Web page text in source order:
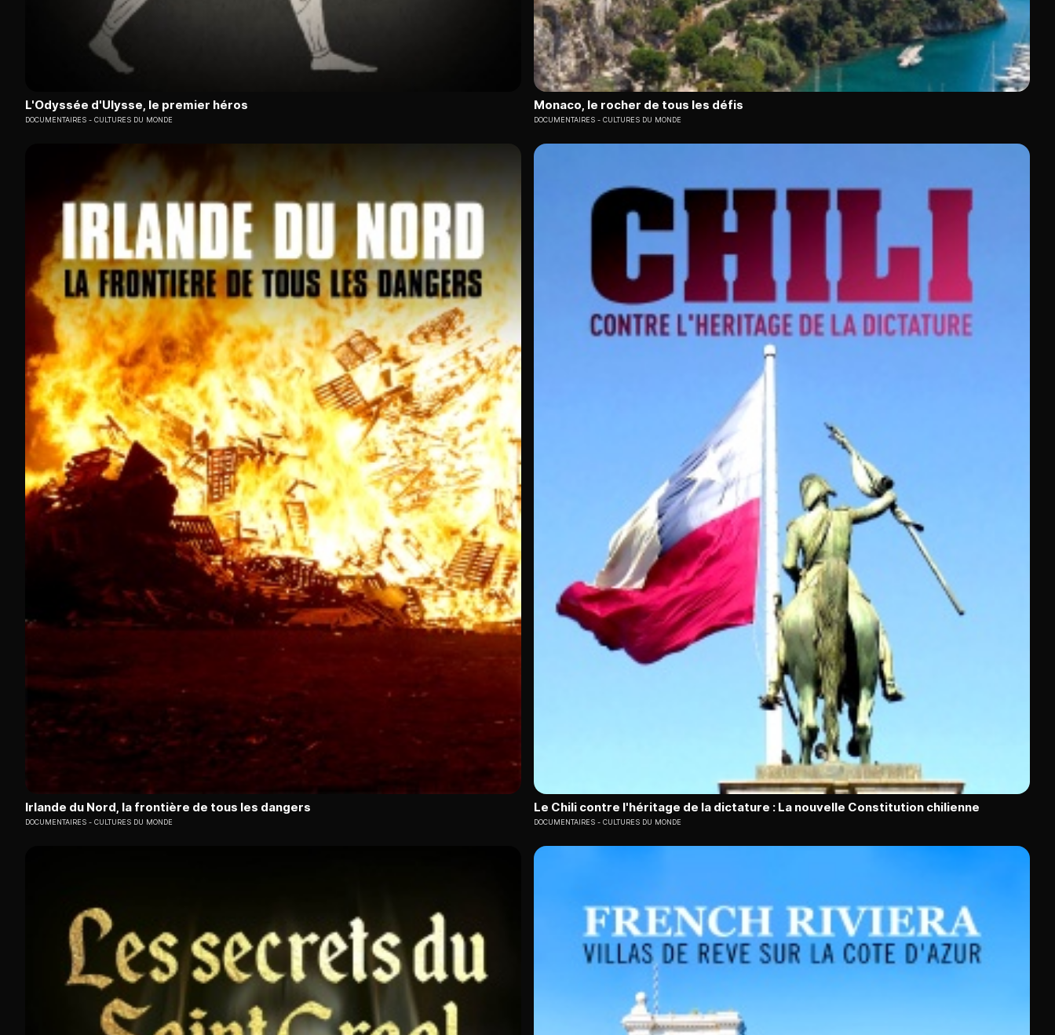
L'Odyssée d'Ulysse, le premier héros
DOCUMENTAIRES CULTURES DU MONDE
Monaco, le rocher de tous les défis
DOCUMENTAIRES CULTURES DU MONDE
Irlande du Nord, la frontière de tous les dangers
DOCUMENTAIRES CULTURES DU MONDE
Le Chili contre l'héritage de la dictature : La nouvelle Constitution chilienne
DOCUMENTAIRES CULTURES DU MONDE